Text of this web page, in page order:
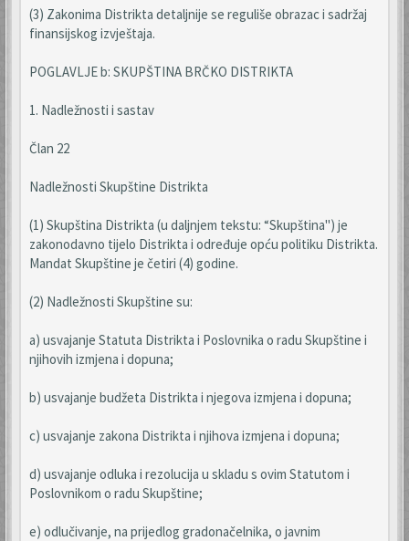
(3) Zakonima Distrikta detaljnije se reguliše obrazac i sadržaj
finansijskog izvještaja.
POGLAVLJE b: SKUPŠTINA BRČKO DISTRIKTA
1. Nadležnosti i sastav
Član 22
Nadležnosti Skupštine Distrikta
(1) Skupština Distrikta (u daljnjem tekstu: “Skupština") je
zakonodavno tijelo Distrikta i određuje opću politiku Distrikta.
Mandat Skupštine je četiri (4) godine.
(2) Nadležnosti Skupštine su:
a) usvajanje Statuta Distrikta i Poslovnika o radu Skupštine i
njihovih izmjena i dopuna;
b) usvajanje budžeta Distrikta i njegova izmjena i dopuna;
c) usvajanje zakona Distrikta i njihova izmjena i dopuna;
d) usvajanje odluka i rezolucija u skladu s ovim Statutom i
Poslovnikom o radu Skupštine;
e) odlučivanje, na prijedlog gradonačelnika, o javnim